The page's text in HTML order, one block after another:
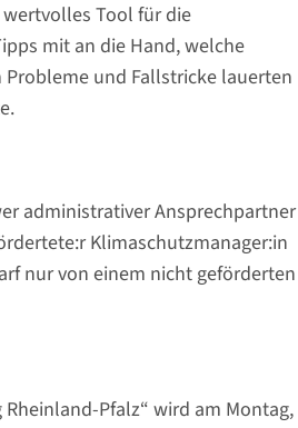
wertvolles Tool für die
mit an die Hand, welche
und Fallstricke lauerten
administrativer Ansprechpartner
Klimaschutzmanager:in
nur von einem nicht geförderten
Pfalz“ wird am Montag,